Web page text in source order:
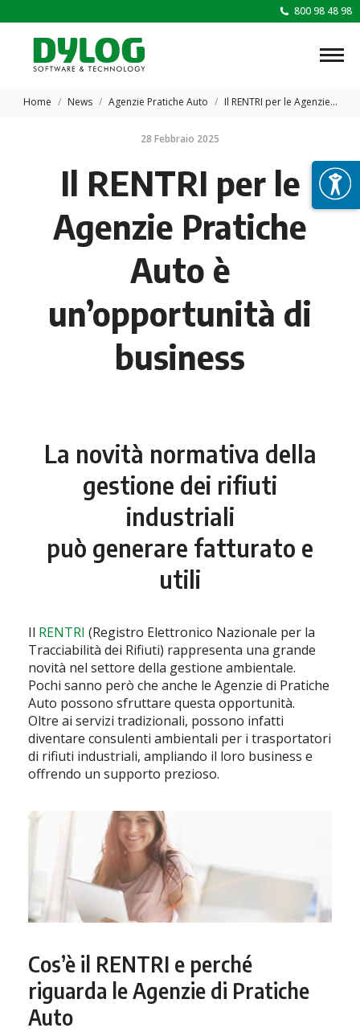
800 98 48 98
Tu sei qui:
Home News Agenzie Pratiche Auto Il RENTRI per le Agenzie…
28 Febbraio 2025
Il RENTRI per le
Agenzie Pratiche
Auto è
un’opportunità di
business
La novità normativa della
gestione dei rifiuti
industriali
può generare fatturato e
utili
Il RENTRI (Registro Elettronico Nazionale per la
Tracciabilità dei Rifiuti) rappresenta una grande
novità nel settore della gestione ambientale.
Pochi sanno però che anche le Agenzie di Pratiche
Auto possono sfruttare questa opportunità.
Oltre ai servizi tradizionali, possono infatti
diventare consulenti ambientali per i trasportatori
di rifiuti industriali, ampliando il loro business e
offrendo un supporto prezioso.
Cos’è il RENTRI e perché
riguarda le Agenzie di Pratiche
Auto